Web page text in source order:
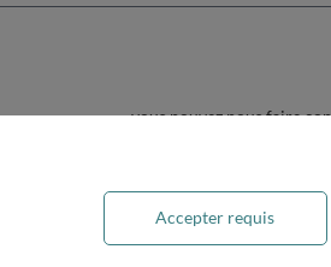
vous pouvez nous faire
Accepter requis